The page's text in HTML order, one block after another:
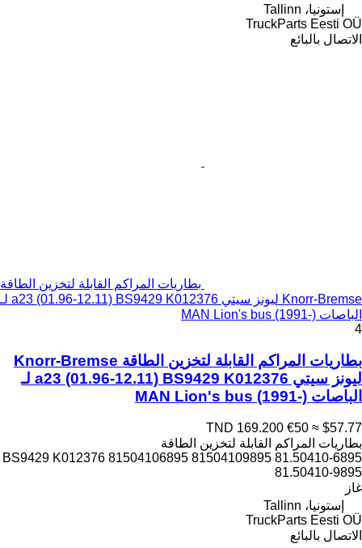
إستونيا، Tallinn
TruckParts Eesti OÜ
الاتصال بالبائع
بطاريات المراكم القابلة لتخزين الطاقة
Knorr-Bremse ليونز سيتي a23 (01.96-12.11) BS9429 K012376 لـ
الباصات MAN Lion's bus (1991-)
4
بطاريات المراكم القابلة لتخزين الطاقة Knorr-Bremse
ليونز سيتي a23 (01.96-12.11) BS9429 K012376 لـ
الباصات MAN Lion's bus (1991-)
TND 169.200 €50 ≈ $57.77
بطاريات المراكم القابلة لتخزين الطاقة
BS9429 K012376 81504106895 81504109895 81.50410-6895
81.50410-9895
غاز
إستونيا، Tallinn
TruckParts Eesti OÜ
الاتصال بالبائع